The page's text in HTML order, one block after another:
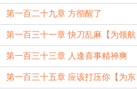
xummeng88盟主加更】
第一百二十九章 方彻醒了
第一百三十一章 快刀乱麻【为领航
者盟主加更2】
第一百三十三章 人逢喜事精神爽
第一百三十五章 应该打压你【为东